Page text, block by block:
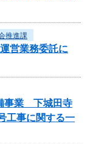
推進課
営業務委託に
事業 下城田寺
工事に関する一